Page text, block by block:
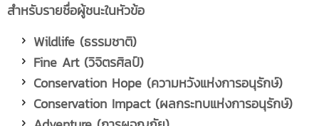
สำหรับรายชื่อผู้ชนะในหัวข้อ
Wildlife (ธรรมชาติ)
Fine Art (วิจิตรศิลป์)
Conservation Hope (ความหวังแห่งการอนุรักษ์)
Conservation Impact (ผลกระทบแห่งการอนุรักษ์)